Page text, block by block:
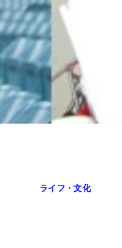
ライフ・文化